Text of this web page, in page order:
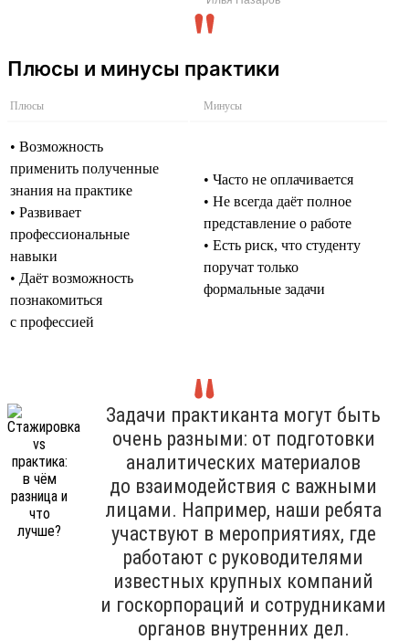
Плюсы и минусы практики
Плюсы Минусы
• Возможность
применить полученные
знания на практике
• Развивает
профессиональные
навыки
• Даёт возможность
познакомиться
с профессией
• Часто не оплачивается
• Не всегда даёт полное
представление о работе
• Есть риск, что студенту
поручат только
формальные задачи
Задачи практиканта могут быть
очень разными: от подготовки
аналитических материалов
до взаимодействия с важными
лицами. Например, наши ребята
участвуют в мероприятиях, где
работают с руководителями
известных крупных компаний
и госкорпораций и сотрудниками
органов внутренних дел.